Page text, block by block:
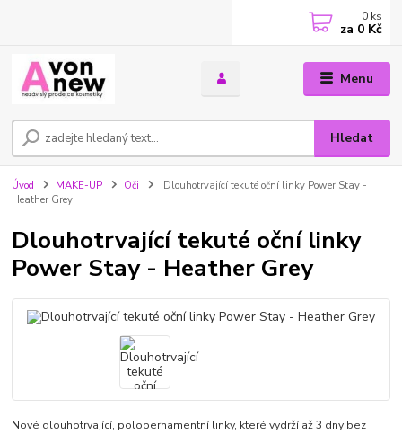
Menu
Hledat
0 ks
za 0 Kč
Úvod MAKE-UP Oči
Dlouhotrvající tekuté oční linky Power Stay -
Heather Grey
Dlouhotrvající tekuté oční linky
Power Stay - Heather Grey
Nové dlouhotrvající, polopernamentní linky, které vydrží až 3 dny bez